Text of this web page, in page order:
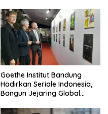
Goethe Institut Bandung
Hadirkan Seriale Indonesia,
Bangun Jejaring Global